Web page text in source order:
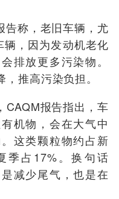
告称，老旧车辆，尤
，因为发动机老化
排放更多污染物。
推高污染负担。
CAQM报告指出，车
机物，会在大气中
这类颗粒物约占新
季占17%。换句话
减少尾气，也是在